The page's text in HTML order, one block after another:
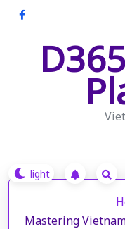
Skip
Mastering